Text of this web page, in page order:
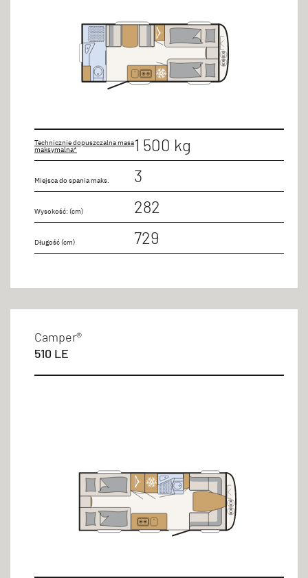
4 osoby/osób
5 osoby/osób
7 osoby/osób
Technicznie dopuszczalna masa
maksymalna* 1 500 kg
Miejsca do spania maks. 3
Wysokość: (cm) 282
Długość (cm) 729
Camper®
510 LE